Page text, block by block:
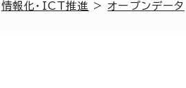
情報化・ICT推進 > オープンデータ